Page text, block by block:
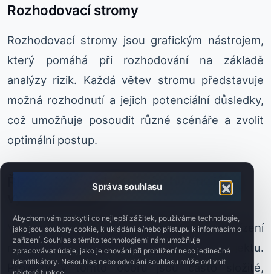
Správa souhlasu
Abychom vám poskytli co nejlepší zážitek, používáme technologie,
jako jsou soubory cookie, k ukládání a/nebo přístupu k informacím o
zařízení. Souhlas s těmito technologiemi nám umožňuje
zpracovávat údaje, jako je chování při prohlížení nebo jedinečné
identifikátory. Nesouhlas nebo odvolání souhlasu může ovlivnit
Rozhodovací stromy
Rozhodovací stromy jsou grafickým nástrojem,
který pomáhá při rozhodování na základě
analýzy rizik. Každá větev stromu představuje
možná rozhodnutí a jejich potenciální důsledky,
což umožňuje posoudit různé scénáře a zvolit
optimální postup.
Řízení rizik v odvětví výroby strojů a
výrobních linek
V odvětví výroby strojů a výrobních linek je řízení
rizik klíčovým prvkem účinného řízení projektu.
Projekty v tomto oboru jsou často složité,